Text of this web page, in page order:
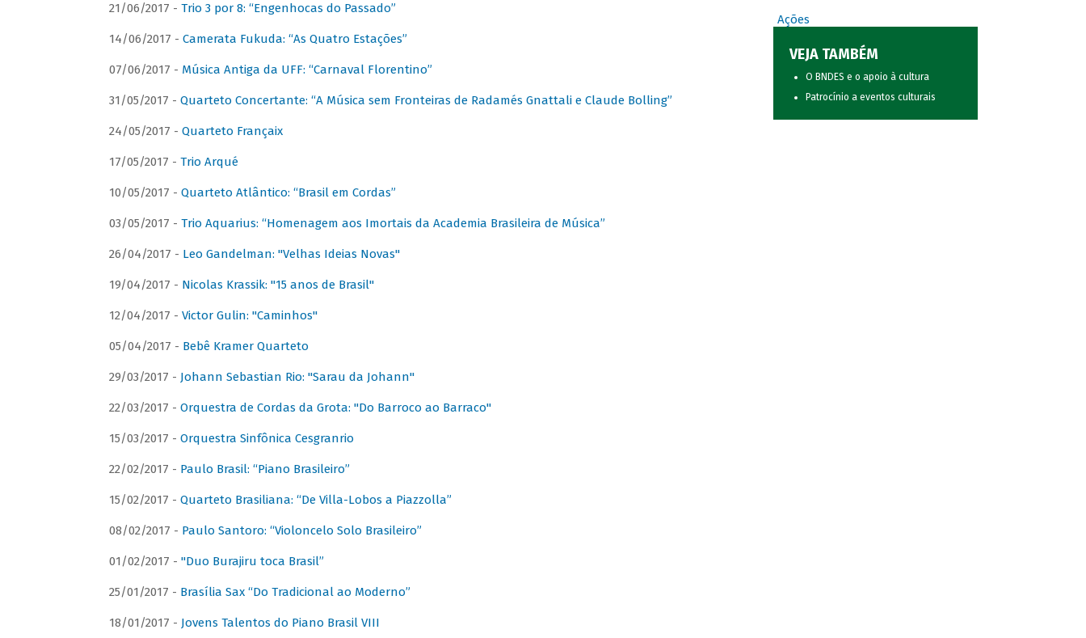
21/06/2017 - Trio 3 por 8: “Engenhocas do Passado”
14/06/2017 - Camerata Fukuda: “As Quatro Estações”
07/06/2017 - Música Antiga da UFF: “Carnaval Florentino”
31/05/2017 - Quarteto Concertante: “A Música sem Fronteiras de Radamés Gnattali e Claude Bolling”
24/05/2017 - Quarteto Françaix
17/05/2017 - Trio Arqué
10/05/2017 - Quarteto Atlântico: “Brasil em Cordas”
03/05/2017 - Trio Aquarius: “Homenagem aos Imortais da Academia Brasileira de Música”
26/04/2017 - Leo Gandelman: "Velhas Ideias Novas"
19/04/2017 - Nicolas Krassik: "15 anos de Brasil"
12/04/2017 - Victor Gulin: "Caminhos"
05/04/2017 - Bebê Kramer Quarteto
29/03/2017 - Johann Sebastian Rio: "Sarau da Johann"
22/03/2017 - Orquestra de Cordas da Grota: "Do Barroco ao Barraco"
15/03/2017 - Orquestra Sinfônica Cesgranrio
22/02/2017 - Paulo Brasil: “Piano Brasileiro”
15/02/2017 - Quarteto Brasiliana: “De Villa-Lobos a Piazzolla”
08/02/2017 - Paulo Santoro: “Violoncelo Solo Brasileiro”
01/02/2017 - "Duo Burajiru toca Brasil”
25/01/2017 - Brasília Sax “Do Tradicional ao Moderno”
18/01/2017 - Jovens Talentos do Piano Brasil VIII
Ações
VEJA TAMBÉM
O BNDES e o apoio à cultura
Patrocínio a eventos culturais